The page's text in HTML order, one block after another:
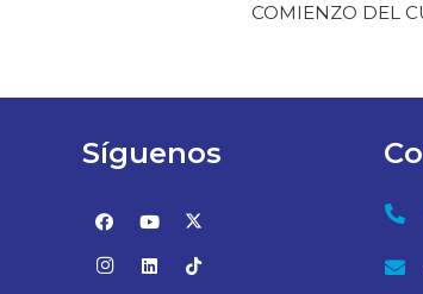
COMIENZO DEL
Síguenos